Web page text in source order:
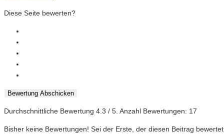
Diese Seite bewerten?
Bewertung Abschicken
Durchschnittliche Bewertung 4.3 / 5. Anzahl Bewertungen: 17
Bisher keine Bewertungen! Sei der Erste, der diesen Beitrag